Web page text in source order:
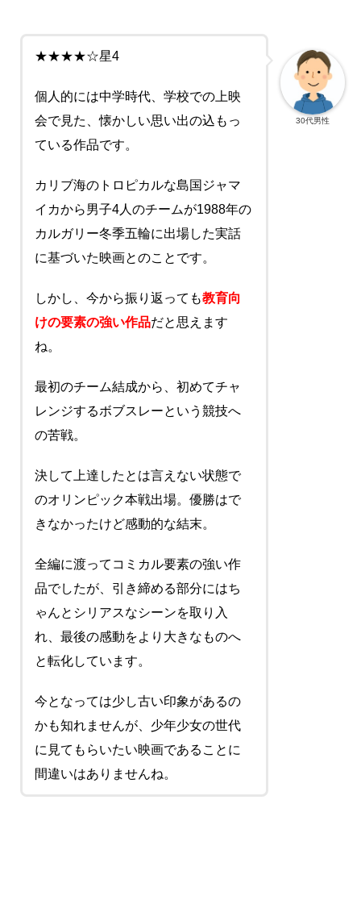
★★★★☆星4
個人的には中学時代、学校での上映
会で見た、懐かしい思い出の込もっ
ている作品です。
カリブ海のトロピカルな島国ジャマ
イカから男子4人のチームが1988年の
カルガリー冬季五輪に出場した実話
に基づいた映画とのことです。
しかし、今から振り返っても教育向
けの要素の強い作品だと思えます
ね。
最初のチーム結成から、初めてチャ
レンジするボブスレーという競技へ
の苦戦。
決して上達したとは言えない状態で
のオリンピック本戦出場。優勝はで
きなかったけど感動的な結末。
全編に渡ってコミカル要素の強い作
品でしたが、引き締める部分にはち
ゃんとシリアスなシーンを取り入
れ、最後の感動をより大きなものへ
と転化しています。
今となっては少し古い印象があるの
かも知れませんが、少年少女の世代
に見てもらいたい映画であることに
間違いはありませんね。
30代男性